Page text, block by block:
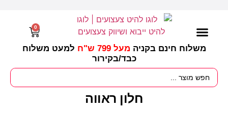
משלוח חינם בקניה מעל 799 ש"ח
למעט משלוח
כבד/בקירור
0
חלון ראווה